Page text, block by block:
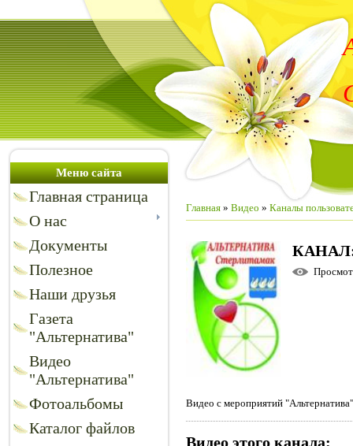
Меню сайта
Главная страница
О нас
Документы
Полезное
Наши друзья
Газета
"Альтернатива"
Видео
"Альтернатива"
Фотоальбомы
Каталог файлов
Главная » Видео » Каналы
Видео с мероприятий "Альтернатива"
Видео этого канала: